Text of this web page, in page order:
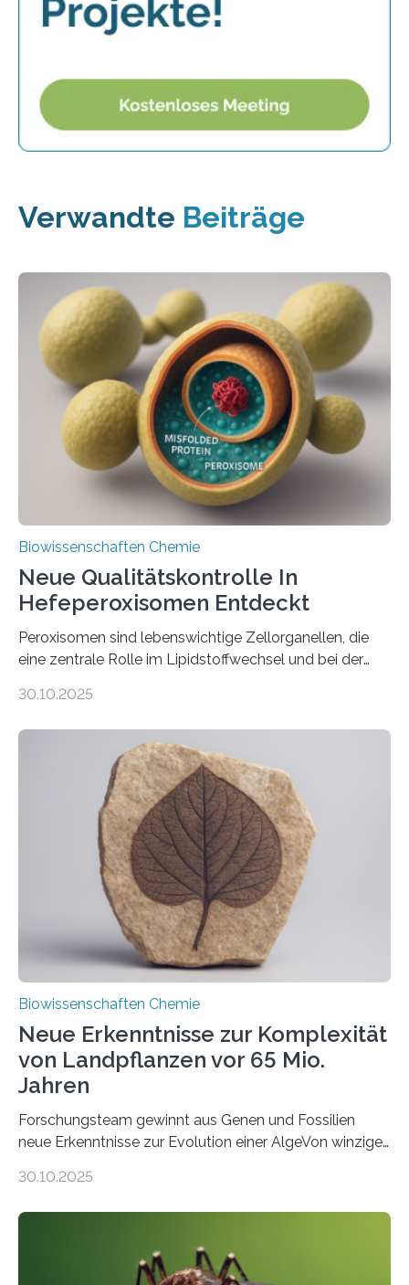
Verwandte Beiträge
Biowissenschaften Chemie
Neue Qualitätskontrolle In
Hefeperoxisomen Entdeckt
Peroxisomen sind lebenswichtige Zellorganellen, die
eine zentrale Rolle im Lipidstoffwechsel und bei der
erfüllen können, müssen zahlreiche Enzyme präzise in
der Ruhr-Universität Bochum um Prof. Dr. Ralf Erdmann
und Dr. Ismaila Francis Yusuf hat nun einen bislang
unbekannten Qualitätskontrollmechanismus des
peroxisomalen Proteintransports in der Bäckerhefe
Saccharomyces cerevisiae entdeckt, der für die
Funktionsfähigkeit der Organellen entscheidend ist. Die
Studie wurde am 28. Oktober 2025 in der
Fachzeitschrift…
30.10.2025
Biowissenschaften Chemie
Neue Erkenntnisse zur Komplexität
von Landpflanzen vor 65 Mio.
Jahren
Forschungsteam gewinnt aus Genen und Fossilien
neue Erkenntnisse zur Evolution einer AlgeVon winzigen
Landpflanzen zählen zu den komplexesten
Grünalgen, die vor Hunderten von Millionen Jahren
lebten. Unter den Vorfahren sticht eine Gruppe heraus,
30.10.2025